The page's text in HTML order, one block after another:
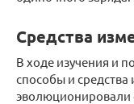
Средства
В ходе изучения и
способы и
эволюционировали